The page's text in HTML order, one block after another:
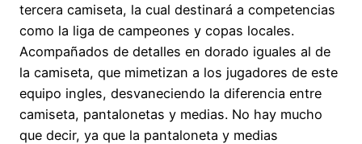
tercera camiseta, la cual destinará a competencias
como la liga de campeones y copas locales.
Acompañados de detalles en dorado iguales al de
la camiseta, que mimetizan a los jugadores de este
equipo ingles, desvaneciendo la diferencia entre
camiseta, pantalonetas y medias. No hay mucho
que decir, ya que la pantaloneta y medias